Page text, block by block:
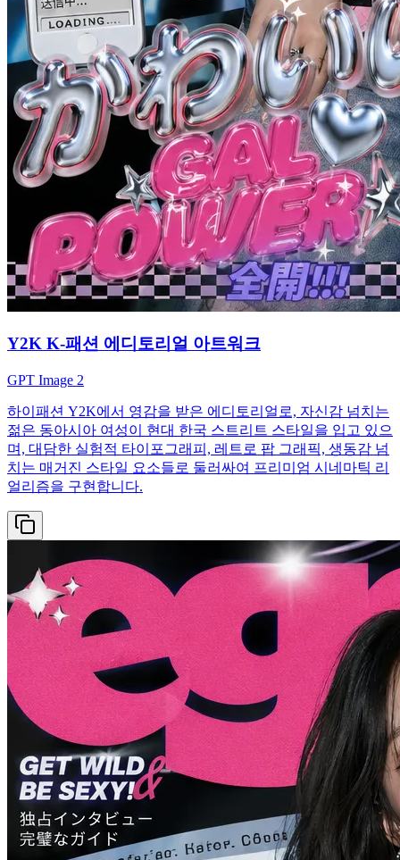
Y2K K-패션 에디토리얼 아트워크
GPT Image 2
하이패션 Y2K에서 영감을 받은 에디토리얼로, 자신감 넘치는
젊은 동아시아 여성이 현대 한국 스트리트 스타일을 입고 있으
며, 대담한 실험적 타이포그래피, 레트로 팝 그래픽, 생동감 넘
치는 매거진 스타일 요소들로 둘러싸여 프리미엄 시네마틱 리
얼리즘을 구현합니다.